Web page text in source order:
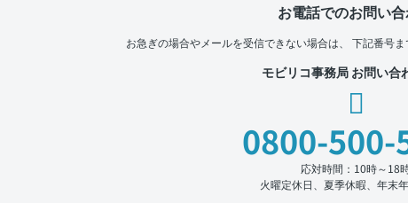
お電話でのお問い
お急ぎの場合やメールを受信できない場合は、 下記番号ま
モビリコ事務局 お問い合
0800-500-
応対時間：10時～18
火曜定休日、夏季休暇、年末